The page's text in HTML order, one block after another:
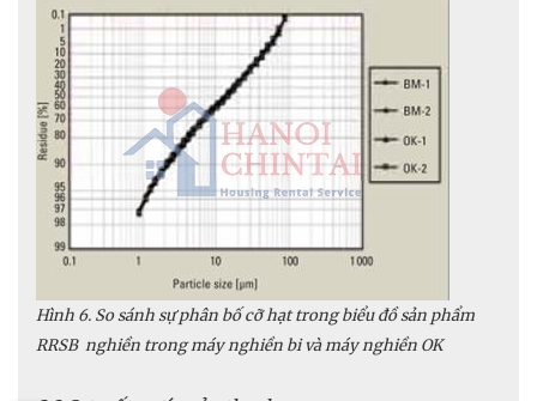
Hình 6. So sánh sự phân bố cỡ hạt trong biểu đồ sản phẩm
RRSB nghiền trong máy nghiền bi và máy nghiền OK